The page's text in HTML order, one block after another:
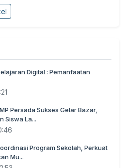
Digital : Pemanfaatan
Persada Sukses Gelar Bazar,
Siswa La...
Program Sekolah, Perkuat
Mu...